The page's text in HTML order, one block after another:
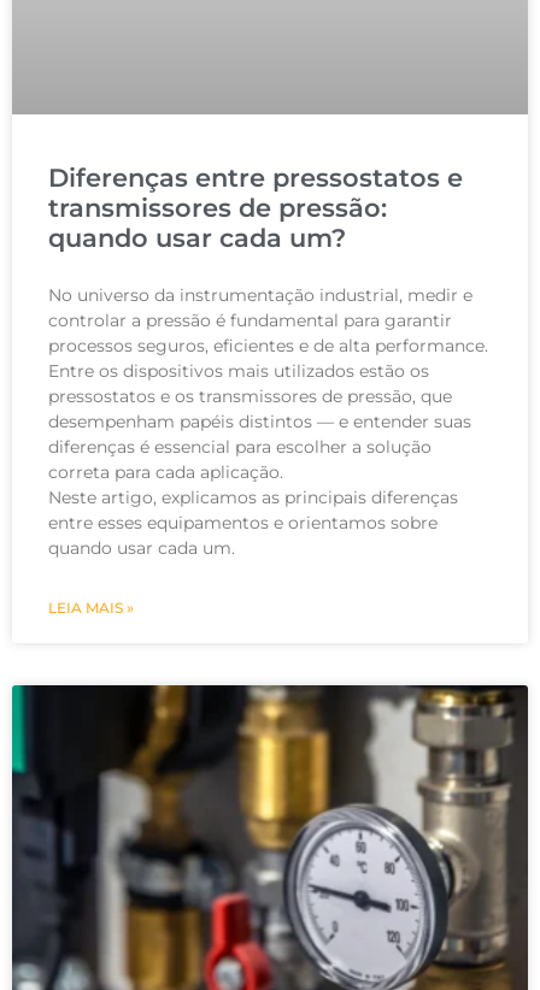
Diferenças entre pressostatos e
transmissores de pressão:
quando usar cada um?
No universo da instrumentação industrial, medir e
controlar a pressão é fundamental para garantir
processos seguros, eficientes e de alta performance.
Entre os dispositivos mais utilizados estão os
pressostatos e os transmissores de pressão, que
desempenham papéis distintos — e entender suas
diferenças é essencial para escolher a solução
correta para cada aplicação.
Neste artigo, explicamos as principais diferenças
entre esses equipamentos e orientamos sobre
quando usar cada um.
LEIA MAIS »